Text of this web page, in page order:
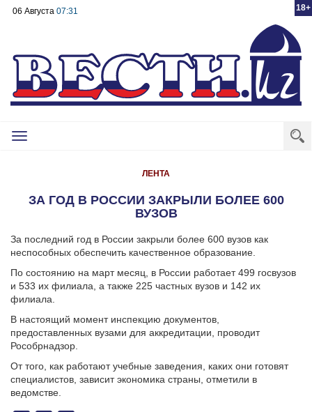
18+
06 Августа 07:31
Toggle
ЛЕНТА
ЗА ГОД В РОССИИ ЗАКРЫЛИ БОЛЕЕ 600
ВУЗОВ
За последний год в России закрыли более 600 вузов как
неспособных обеспечить качественное образование.
По состоянию на март месяц, в России работает 499 госвузов
и 533 их филиала, а также 225 частных вузов и 142 их
филиала.
В настоящий момент инспекцию документов,
предоставленных вузами для аккредитации, проводит
Рособрнадзор.
От того, как работают учебные заведения, каких они готовят
специалистов, зависит экономика страны, отметили в
ведомстве.